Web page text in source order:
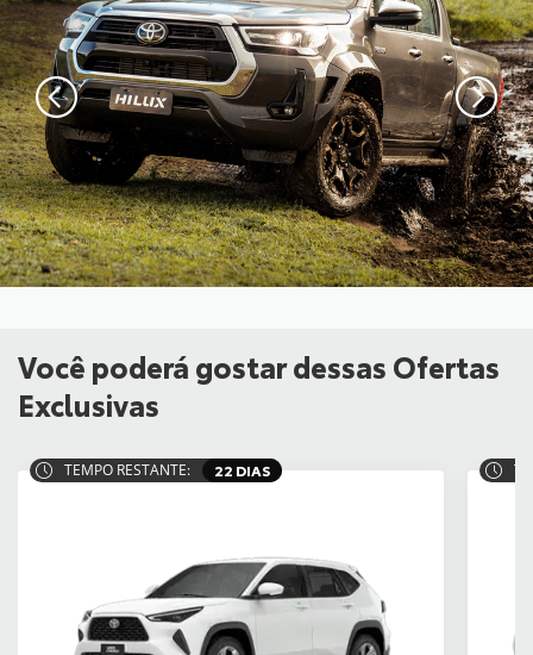
Você poderá gostar dessas Ofertas
Exclusivas
TEMPO RESTANTE: 22 DIAS